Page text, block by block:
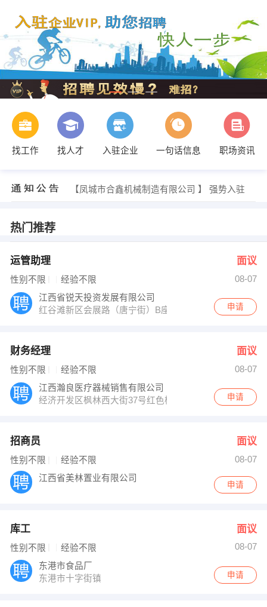
找工作 找人才 入驻企业 一句话信息 职场资讯
【凤城市合鑫机械制造有限公司 】 强势入驻
王先生 发布 [库工 ] 招聘信息
钟小姐 发布 [置业顾问 ] 招聘信息
【凤城市合鑫机械制造有限公司 】 强势入驻
热门推荐
运管助理 面议
性别不限 经验不限
08-07
江西省锐天投资发展有限公司
红谷滩新区会展路（唐宁街）B座11层1115号-1122号
申请
财务经理 面议
性别不限 经验不限
08-07
江西瀚良医疗器械销售有限公司
经济开发区枫林西大街37号红色楼房2楼
申请
招商员 面议
性别不限 经验不限
08-07
江西省美林置业有限公司
申请
库工 面议
性别不限 经验不限
08-07
东港市食品厂
东港市十字街镇
申请